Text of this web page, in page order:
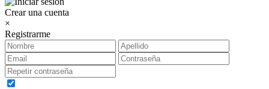
Crear una cuenta
×
Registrarme